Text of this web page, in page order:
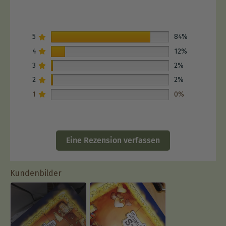
5
84%
4
12%
3
2%
2
2%
1
0%
Eine Rezension verfassen
Kundenbilder